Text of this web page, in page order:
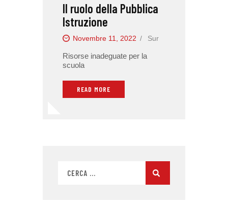
Il ruolo della Pubblica
Istruzione
Novembre 11, 2022 Sur
Risorse inadeguate per la
scuola
READ MORE